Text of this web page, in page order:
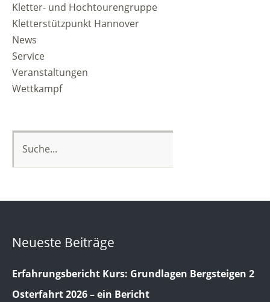
Kletter- und Hochtourengruppe
Kletterstützpunkt Hannover
News
Service
Veranstaltungen
Wettkampf
Neueste Beiträge
Erfahrungsbericht Kurs: Grundlagen Bergsteigen 2
Osterfahrt 2026 – ein Bericht